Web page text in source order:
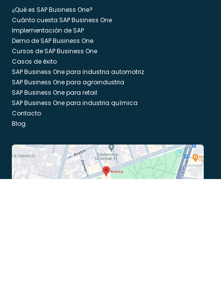
¿Qué es SAP Business One?
Cuánto cuesta SAP Business One
Implementación de SAP
Demo de SAP Business One
Cursos de SAP Business One
Casos de éxito
SAP Business One para industria automotriz
SAP Business One para agroindustria
SAP Business One para retail
SAP Business One para industria química
Contacto
Blog